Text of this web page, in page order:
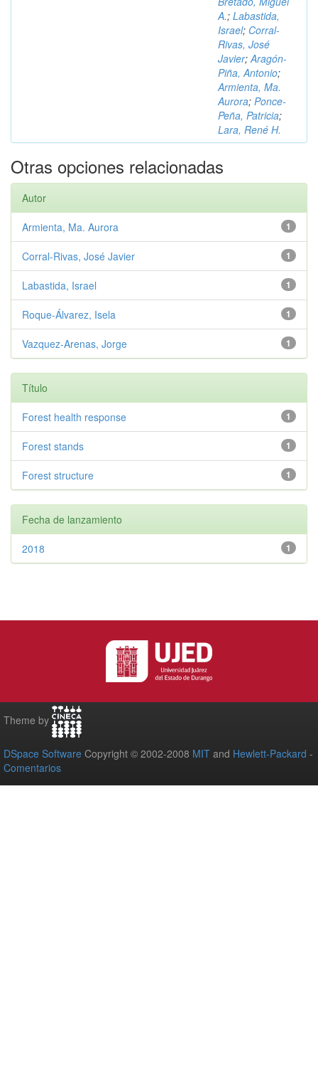
A.; Labastida,
Israel; Corral-
Rivas, José
Javier;Aragón-
Piña, Antonio;
Armienta, Ma.
Aurora; Ponce-
Peña, Patricia;
Lara, René H.
Otras opciones relacionadas
Autor
1
Armienta, Ma. Aurora
1
Corral-Rivas, José Javier
1
Labastida, Israel
1
Roque-Álvarez, Isela
1
Vazquez-Arenas, Jorge
Título
1
Forest health response
1
Forest stands
1
Forest structure
Fecha de lanzamiento
1
2018
Theme by
DSpace Software Copyright © 2002-2008 MIT and Hewlett-Packard -
Comentarios